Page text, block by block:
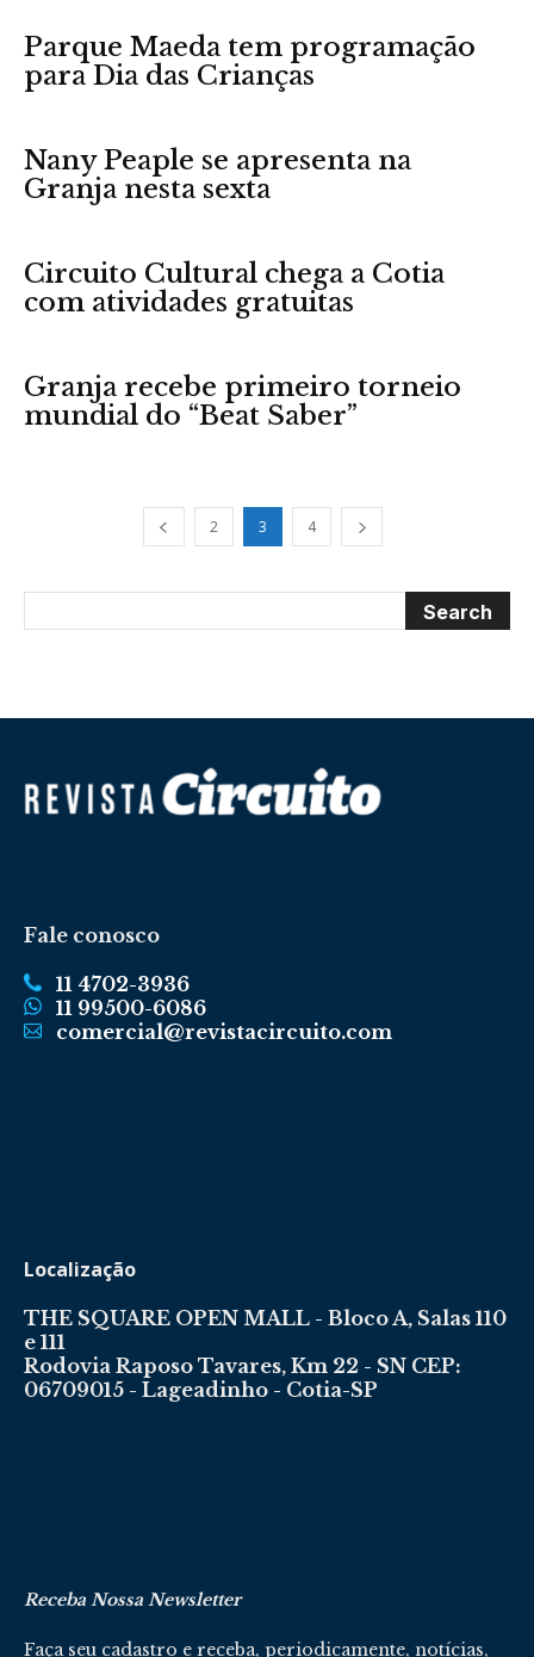
Parque Maeda tem programação
para Dia das Crianças
Nany Peaple se apresenta na
Granja nesta sexta
Circuito Cultural chega a Cotia
com atividades gratuitas
Granja recebe primeiro torneio
mundial do “Beat Saber”
2 3 4
Fale conosco
11 4702-3936
11 99500-6086
comercial@revistacircuito.com
Localização
THE SQUARE OPEN MALL - Bloco A, Salas 110
e 111
Rodovia Raposo Tavares, Km 22 - SN CEP:
06709015 - Lageadinho - Cotia-SP
Receba Nossa Newsletter
Faça seu cadastro e receba, periodicamente, notícias,